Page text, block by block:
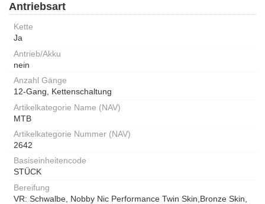
Antriebsart
Kette
Ja
Antrieb/Akku
nein
Anzahl Gänge
12-Gang, Kettenschaltung
Artikelkategorie Name (NAV)
MTB
Artikelkategorie Nummer (NAV)
2642
Basiseinheitencode
STÜCK
Bereifung
VR: Schwalbe, Nobby Nic Performance Twin Skin,Bronze Skin,